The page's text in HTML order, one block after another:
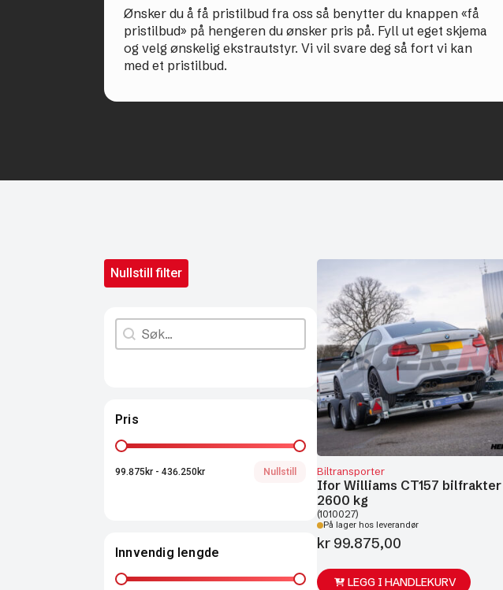
Ønsker du å få pristilbud fra oss så benytter du knappen «få
pristilbud» på hengeren du ønsker pris på. Fyll ut eget skjema
og velg ønskelig ekstrautstyr. Vi vil svare deg så fort vi kan
med et pristilbud.
Nullstill filter
Søk
Search content
Pris
Pris
99.875kr - 436.250kr Nullstill
Innvendig lengde
Innvendig lengde
Biltransporter
Ifor Williams CT157 bilfrakter
2600 kg
(1010027)
På lager hos leverandør
kr 99.875,00
LEGG I HANDLEKURV